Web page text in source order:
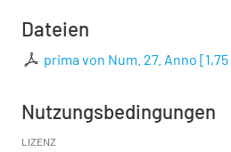
Dateien
prima von Num. 27. Anno [
Nutzungsbedingungen
LIZENZ